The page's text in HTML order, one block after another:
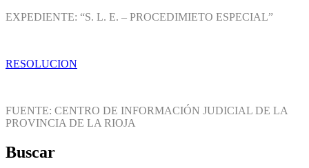
EXPEDIENTE: “S. L. E. – PROCEDIMIETO ESPECIAL”
RESOLUCION
FUENTE: CENTRO DE INFORMACIÓN JUDICIAL DE LA
PROVINCIA DE LA RIOJA
Buscar